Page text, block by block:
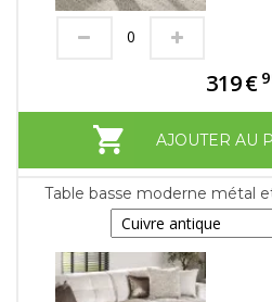
319€
AJOUTER AU
Table basse moderne métal